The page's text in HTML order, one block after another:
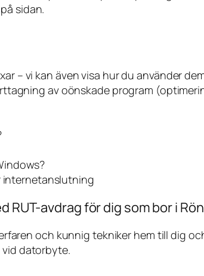
sidan.
– vi kan även visa hur du använder
av oönskade program
internetanslutning
RUT-avdrag för dig som bor i
och kunnig tekniker hem till dig
datorbyte.